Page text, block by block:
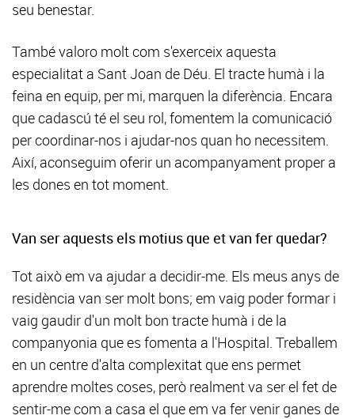
seu benestar.
També valoro molt com s'exerceix aquesta
especialitat a Sant Joan de Déu. El tracte humà i la
feina en equip, per mi, marquen la diferència. Encara
que cadascú té el seu rol, fomentem la comunicació
per coordinar-nos i ajudar-nos quan ho necessitem.
Així, aconseguim oferir un acompanyament proper a
les dones en tot moment.
Van ser aquests els motius que et van fer quedar?
Tot això em va ajudar a decidir-me. Els meus anys de
residència van ser molt bons; em vaig poder formar i
vaig gaudir d'un molt bon tracte humà i de la
companyonia que es fomenta a l'Hospital. Treballem
en un centre d'alta complexitat que ens permet
aprendre moltes coses, però realment va ser el fet de
sentir-me com a casa el que em va fer venir ganes de